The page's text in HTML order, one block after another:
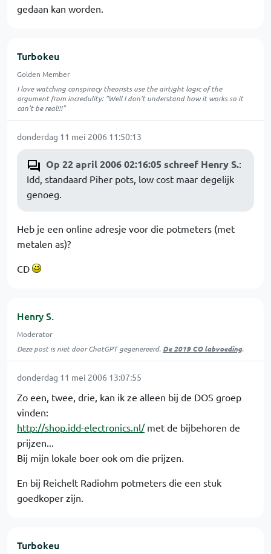
gedaan kan worden.
Turbokeu
Golden Member
I love watching conspiracy theorists use the airtight logic of the
argument from incredulity: "Well I don't understand how it works so it
can't be real!!!"
donderdag 11 mei 2006 11:50:13
Op 22 april 2006 02:16:05 schreef Henry S.:
Idd, standaard Piher pots, low cost maar degelijk
genoeg.
Heb je een online adresje voor die potmeters (met
metalen as)?
CD
Henry S.
Moderator
Deze post is niet door ChatGPT gegenereerd. De 2019 CO labvoeding.
donderdag 11 mei 2006 13:07:55
Zo een, twee, drie, kan ik ze alleen bij de DOS groep
vinden:
http://shop.idd-electronics.nl/met de bijbehoren de
prijzen...
Bij mijn lokale boer ook om die prijzen.
En bij Reichelt Radiohm potmeters die een stuk
goedkoper zijn.
Turbokeu